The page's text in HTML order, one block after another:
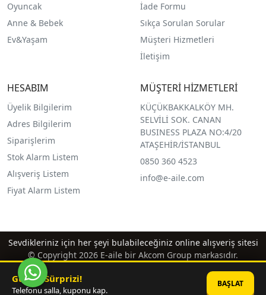
Oyuncak
Anne & Bebek
Ev&Yaşam
İade Formu
Sıkça Sorulan Sorular
Müşteri Hizmetleri
İletişim
HESABIM
Üyelik Bilgilerim
Adres Bilgilerim
Siparişlerim
Stok Alarm Listem
Alışveriş Listem
Fiyat Alarm Listem
MÜŞTERİ HİZMETLERİ
KÜÇÜKBAKKALKÖY MH.
SELVİLİ SOK. CANAN
BUSINESS PLAZA NO:4/20
ATAŞEHİR/İSTANBUL
0850 360 4523
info@e-aile.com
Sevdikleriniz için her şeyi bulabileceğiniz online alışveriş sitesi
© Copyright 2026 E-aile bir Akcom Group markasıdır.
®
Günün Sürprizi!
Telefonu salla, kuponu kap.
BAŞLAT